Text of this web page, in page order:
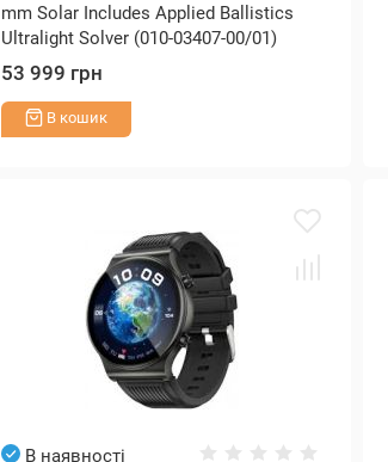
mm Solar Includes Applied Ballistics
Ultralight Solver (010-03407-00/01)
53 999 грн
В кошик
В наявності